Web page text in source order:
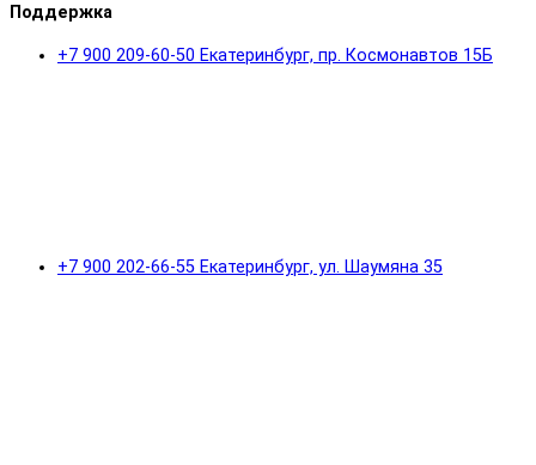
Поддержка
+7 900 209-60-50 Екатеринбург, пр. Космонавтов 15Б
+7 900 202-66-55 Екатеринбург, ул. Шаумяна 35